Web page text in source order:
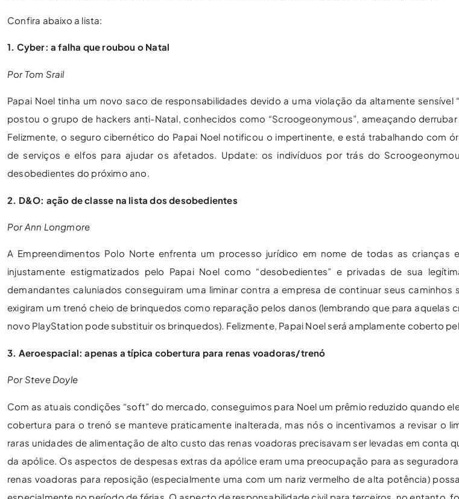
Confira abaixo a lista:
1. Cyber: a falha que roubou o Natal
Por Tom Srail
Papai Noel tinha um novo saco de responsabilidades devido a uma violação da altamente sensível
postou o grupo de hackers anti-Natal, conhecidos como “Scroogeonymous”, ameaçando
Felizmente, o seguro cibernético do Papai Noel notificou o impertinente, e está trabalhando com
de serviços e elfos para ajudar os afetados. Update: os indivíduos por trás do
desobedientes do próximo ano.
2. D&O: ação de classe na lista dos desobedientes
Por Ann Longmore
A Empreendimentos Polo Norte enfrenta um processo jurídico em nome de todas as crianças
injustamente estigmatizados pelo Papai Noel como “desobedientes” e privadas de sua
demandantes caluniados conseguiram uma liminar contra a empresa de continuar seus caminhos
exigiram um trenó cheio de brinquedos como reparação pelos danos (lembrando que para aquelas
novo PlayStation pode substituir os brinquedos). Felizmente, Papai Noel será amplamente coberto
3. Aeroespacial: apenas a típica cobertura para renas voadoras/trenó
Por Steve Doyle
Com as atuais condições “soft” do mercado, conseguimos para Noel um prêmio reduzido quando
cobertura para o trenó se manteve praticamente inalterada, mas nós o incentivamos a revisar o
raras unidades de alimentação de alto custo das renas voadoras precisavam ser levadas em conta
da apólice. Os aspectos de despesas extras da apólice eram uma preocupação para as
renas voadoras para reposição (especialmente uma com um nariz vermelho de alta potência)
especialmente no período de férias. O aspecto de responsabilidade civil para terceiros, no entanto,